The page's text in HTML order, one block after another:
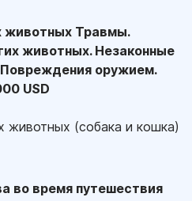
животных Травмы.
животных. Незаконные
оружием.
USD
животных (собака и кошка)
во время путешествия